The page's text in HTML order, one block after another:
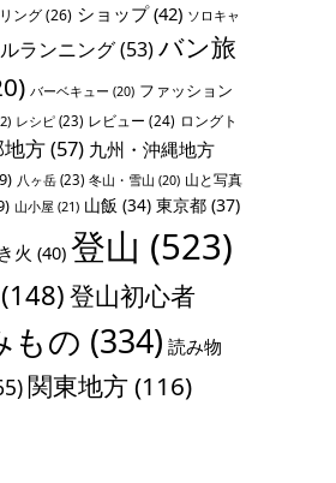
ング(26) ショップ(42) ソロキャ
ランニング(53)バン旅
バーベキュー (20) ファッション
レシピ (23) レビュー (24) ロングト
地方(57) 九州・沖縄地方
八ヶ岳 (23) 冬山・雪山 (20) 山と写真
山小屋 (21) 山飯 (34) 東京都 (37)
火 (40) 登山 (523)
(148)登山初心者
もの (334) 読み物
関東地方(116)